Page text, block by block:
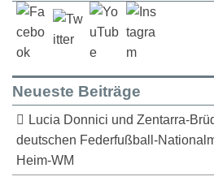
Neueste Beiträge
Lucia Donnici und Zentarra-
deutschen Federfußball-
Heim-WM